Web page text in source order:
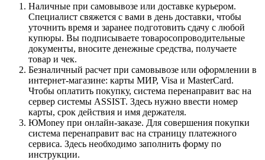
Наличные при самовывозе или доставке курьером.
Специалист свяжется с вами в день доставки, чтобы
уточнить время и заранее подготовить сдачу с любой
купюры. Вы подписываете товаросопроводительные
документы, вносите денежные средства, получаете
товар и чек.
Безналичный расчет при самовывозе или оформлении в
интернет-магазине: карты МИР, Visa и MasterCard.
Чтобы оплатить покупку, система перенаправит вас на
сервер системы ASSIST. Здесь нужно ввести номер
карты, срок действия и имя держателя.
ЮMoney при онлайн-заказе. Для совершения покупки
система перенаправит вас на страницу платежного
сервиса. Здесь необходимо заполнить форму по
инструкции.